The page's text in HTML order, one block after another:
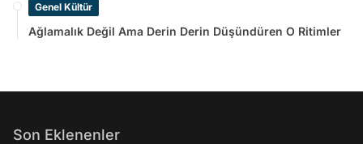
Genel Kültür
Ağlamalık Değil Ama Derin Derin Düşündüren O Ritimler
Son Eklenenler